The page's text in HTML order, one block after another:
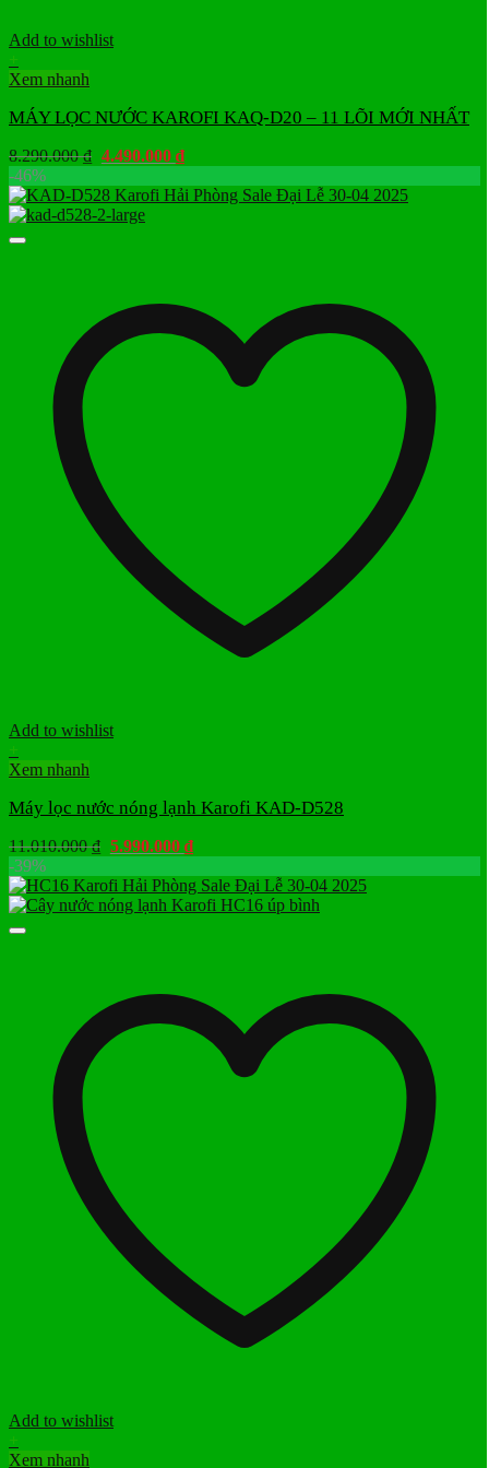
Add to wishlist
+
Xem nhanh
MÁY LỌC NƯỚC KAROFI KAQ-D20 – 11 LÕI MỚI NHẤT
8.290.000₫ Giá
là:
8.290.000 ₫.
4.490.000 ₫Giá
tại
-46%
Add to wishlist
+
Xem nhanh
Máy lọc nước nóng lạnh Karofi KAD-D528
11.010.000₫ Giá
là:
11.010.000 ₫.
5.990.000 ₫Giá
tại
là:
-39%
Add to wishlist
+
Xem nhanh